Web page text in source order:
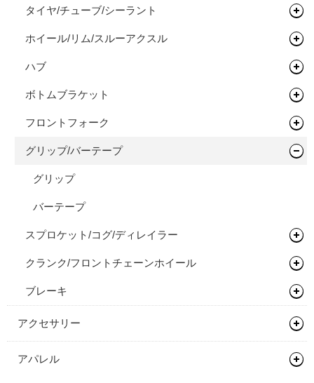
オールロードバイク
完成車
フレーム
ステム
ライザーバー
TTバー（エクステンションバー）
関連パーツ
フラットペダル
ビンディングペダル
タイヤ/チューブ/シーラント
ロードタイヤ（クリンチャー）
ロードタイヤ（チューブレス/レディ）
ロードタイヤ（チューブラー）
MTBタイヤ（クリンチャー）
MTBタイヤ（チューブレス/レディ）
グラベルバイク/CXタイヤ（チューブレス/レディ）
アーバンタイヤ
チューブ
シーラント
ホイール/リム/スルーアクスル
完組ホイール
リム
リムテープ/チューブレステープ
リムセメント
バルブ/チューブレスバルブ
スルーアクスル
チューブラーテープ
ハブ
フロントハブ
リアハブ
関連パーツ
ボトムブラケット
ネジ切りタイプ
関連パーツ
フロントフォーク
リジットフォーク
サスペンションフォーク
グリップ/バーテープ
グリップ
バーテープ
スプロケット/コグ/ディレイラー
シングルコグ
チェーンテンショナー
クランク/フロントチェーンホイール
チェーンリング
ブレーキ
ディスクロ―ター
アクセサリー
バッグ類
アパレル